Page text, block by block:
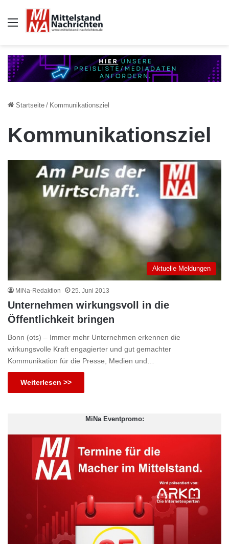
Auswahl
Startseite / Kommunikationsziel
Kommunikationsziel
Aktuelle Meldungen
MiNa-Redaktion 25. Juni 2013
Unternehmen wirkungsvoll in die
Öffentlichkeit bringen
Bonn (ots) – Immer mehr Unternehmen erkennen die
wirkungsvolle Kraft engagierter und gut gemachter
Kommunikation für die Presse, Medien und…
Weiterlesen >>
MiNa Eventpromo: